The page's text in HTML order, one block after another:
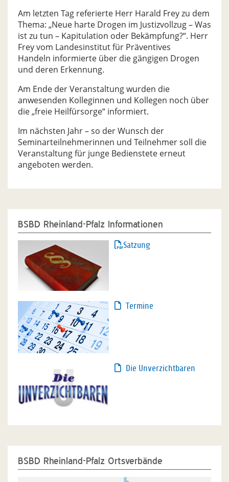
Am letzten Tag referierte Herr Harald Frey zu dem
Thema: „Neue harte Drogen im Justizvollzug – Was
ist zu tun – Kapitulation oder Bekämpfung?“. Herr
Frey vom Landesinstitut für Präventives
Handeln informierte über die gängigen Drogen
und deren Erkennung.
Am Ende der Veranstaltung wurden die
anwesenden Kolleginnen und Kollegen noch über
die „freie Heilfürsorge“ informiert.
Im nächsten Jahr – so der Wunsch der
Seminarteilnehmerinnen und Teilnehmer soll die
Veranstaltung für junge Bedienstete erneut
angeboten werden.
BSBD Rheinland-Pfalz Informationen
Satzung
Termine
Die Unverzichtbaren
BSBD Rheinland-Pfalz Ortsverbände